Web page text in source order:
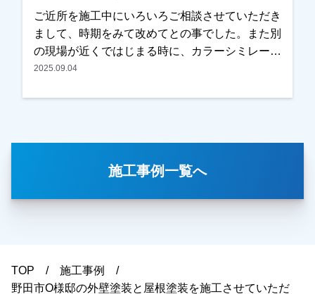
ご近所を施工中にいろいろご相談させていただき
まして、時期をみて改めてとの事でした。また別
の現場が近くではじまる時に、カラーシミレーシ
ョンをお持ちしご提案させていただきました。時
した。イメージされている通りに仕上がっている
相談からでも大丈夫です！現地調査、お見積りは
もちろん無料にて行っております。またお支払い
2025.09.04
施工事例一覧へ
TOP
施工事例
野田市O様邸の外壁塗装と屋根塗装を施工させていただ